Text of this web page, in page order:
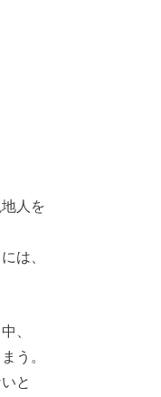
人を
は、
、
う。
と